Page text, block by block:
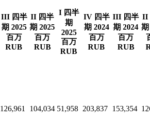
III 四半
期 2025
百万
RUB
II 四半
期 2025
百万
RUB
I 四半
期
2025
百万
RUB
IV 四半
期 2024
百万
RUB
III 四半
期 2024
百万
RUB
II
期
126,961 104,034 51,958 203,837 153,354